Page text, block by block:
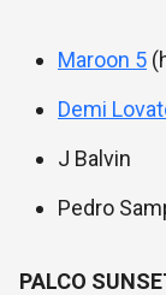
Maroon 5
Demi
J Balvin
Pedro
PALCO